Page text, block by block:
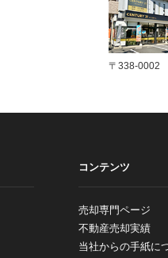
〒338-0002
コンテンツ
売却専門ページ
不動産売却実績
当社からの手紙に